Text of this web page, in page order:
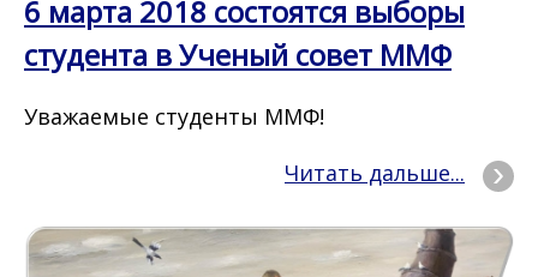
6 марта 2018 состоятся выборы
студента в Ученый совет ММФ
Уважаемые студенты ММФ!
Читать дальше...